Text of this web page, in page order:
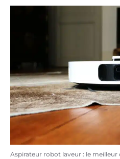
Aspirateur robot laveur : le meilleur